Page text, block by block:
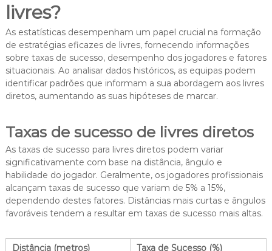
livres?
As estatísticas desempenham um papel crucial na formação
de estratégias eficazes de livres, fornecendo informações
sobre taxas de sucesso, desempenho dos jogadores e fatores
situacionais. Ao analisar dados históricos, as equipas podem
identificar padrões que informam a sua abordagem aos livres
diretos, aumentando as suas hipóteses de marcar.
Taxas de sucesso de livres diretos
As taxas de sucesso para livres diretos podem variar
significativamente com base na distância, ângulo e
habilidade do jogador. Geralmente, os jogadores profissionais
alcançam taxas de sucesso que variam de 5% a 15%,
dependendo destes fatores. Distâncias mais curtas e ângulos
favoráveis tendem a resultar em taxas de sucesso mais altas.
Distância (metros) Taxa de Sucesso (%)